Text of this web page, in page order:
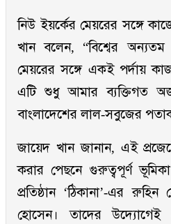
নিউ ইয়র্কের মেয়রের সঙ্গে
খান বলেন, “বিশ্বের
মেয়রের সঙ্গে একই পর্দায়
এটি শুধু আমার ব্যক্তিগত
বাংলাদেশের লাল-সবুজের
জায়েদ খান জানান, এই
করার পেছনে গুরুত্বপূর্ণ ভূমিকা
প্রতিষ্ঠান ‘ঠিকানা’-এর
হোসেন। তাদের উদ্যোগেই